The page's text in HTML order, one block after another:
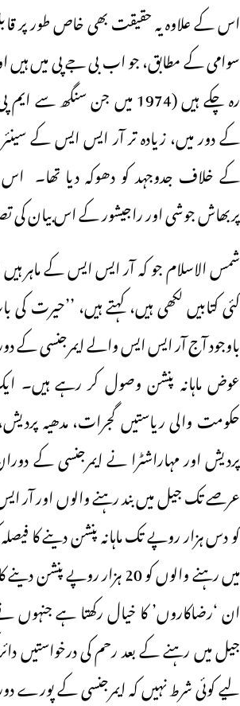
اس کے علاوہ یہ حقیقت بھی خاص طور پر
سوامی کے مطابق، جو اب بی جے پی میں
رہ چکے ہیں (1974 میں جن سنگھ
کے دور میں، زیادہ تر آر ایس ایس کے
کے خلاف جدوجہد کو دھوکہ دیا تھا۔
پربھاش جوشی اور راجیشور کے اس بیان کی
شمس الاسلام جو کہ آر ایس ایس کے ماہر
کئی کتابیں لکھی ہیں، کہتے ہیں،
باوجود آج آر ایس ایس والے ایمرجنسی کے
عوض ماہانہ پنشن وصول کر رہے ہیں۔
حکومت والی ریاستیں گجرات، مدھیہ
پردیش اور مہاراشٹرا نے ایمرجنسی کے
عرصے تک جیل میں بند رہنے والوں اور آر
میں رہنے والوں کو 20 ہزار روپے
ان ‘رضاکاروں’ کا خیال رکھتا ہے
جیل میں رہنے کے بعد رحم کی درخواستیں
لیے کوئی شرط نہیں کہ ایمرجنسی کے پورے